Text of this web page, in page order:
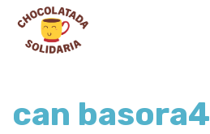
can basora4